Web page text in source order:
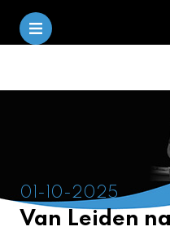
01-10-2025
Van Leiden